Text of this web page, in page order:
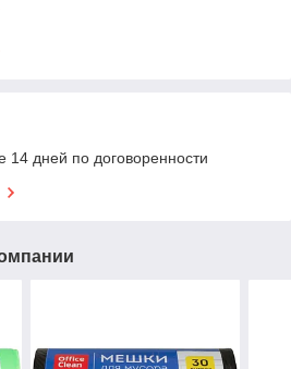
14 дней по договоренности